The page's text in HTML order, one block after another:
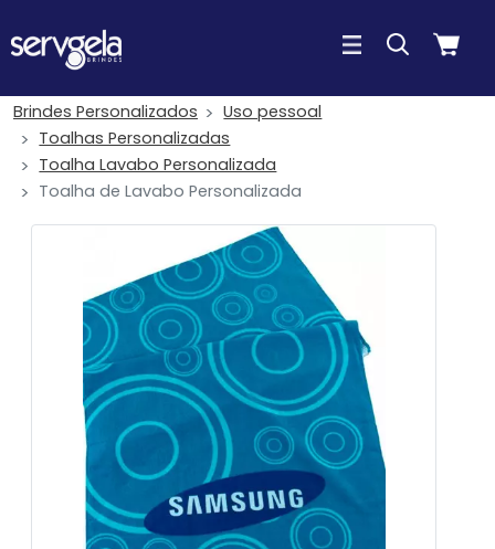
Brindes Personalizados
Uso pessoal
Toalhas Personalizadas
Toalha Lavabo Personalizada
Toalha de Lavabo Personalizada